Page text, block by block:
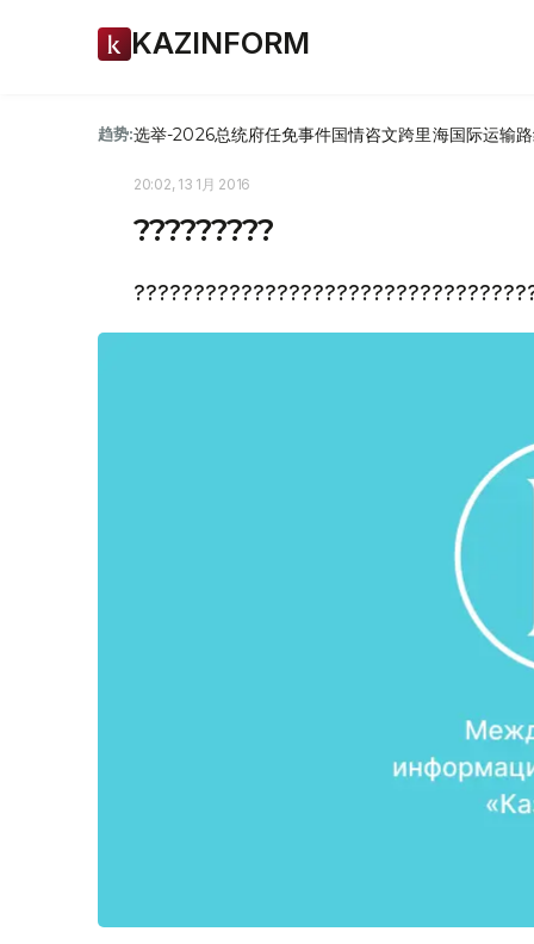
KAZINFORM
趋势:选举-2026总统府任免事件国情咨文跨里海国际运输
20:02, 13 1月 2016
?????????